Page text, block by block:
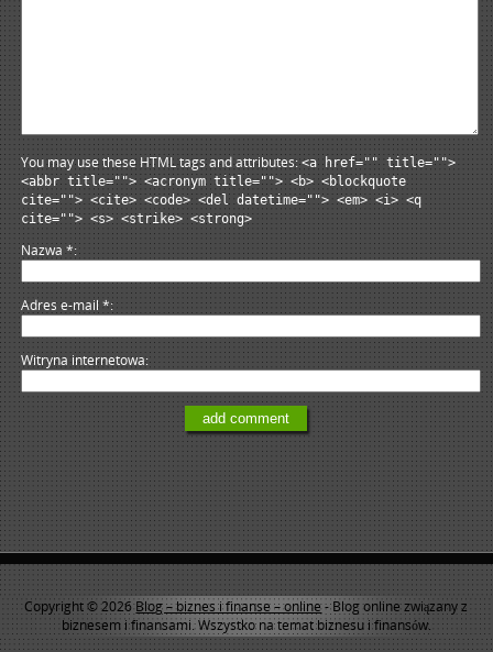
You may use these HTML tags and attributes:<a href="" title="">
<abbr title=""> <acronym title=""> <b> <blockquote
cite=""> <cite> <code> <del datetime=""> <em> <i> <q
cite=""> <s> <strike> <strong>
Nazwa*
Adres e-mail*
Witryna internetowa
Copyright © 2026Blog – biznes i finanse – online- Blog online związany z
biznesem i finansami. Wszystko na temat biznesu i finansów.